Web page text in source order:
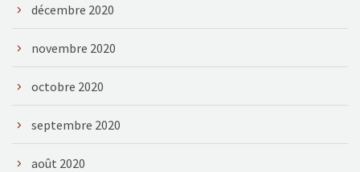
décembre 2020
novembre 2020
octobre 2020
septembre 2020
août 2020